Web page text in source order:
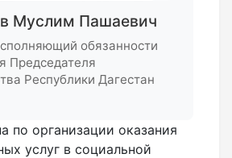
Муслим Пашаевич
обязанности
Председателя
Республики Дагестан
по организации оказания
услуг в социальной